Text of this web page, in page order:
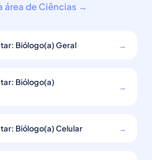
área de Ciências →
Biólogo(a) Geral →
Biólogo(a)
→
Biólogo(a) Celular →